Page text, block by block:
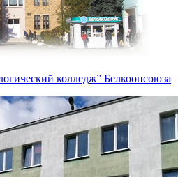
колледж” Белкоопсоюза